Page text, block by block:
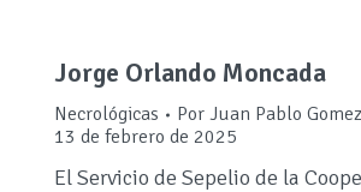
Jorge Orlando Moncada
Necrológicas Por Juan Pablo Gomez
13 de febrero de 2025
El Servicio de Sepelio de la